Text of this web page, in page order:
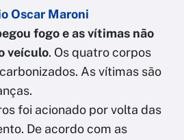
Oscar Maroni
fogo e as vítimas não
veículo. Os quatro corpos
As vítimas são
foi acionado por volta das
De acordo com as